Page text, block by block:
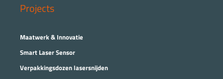
Projects
Maatwerk & Innovatie
Smart Laser Sensor
Verpakkingsdozen lasersnijden